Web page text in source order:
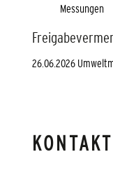
Messungen
26.06.2026
KONTAKT